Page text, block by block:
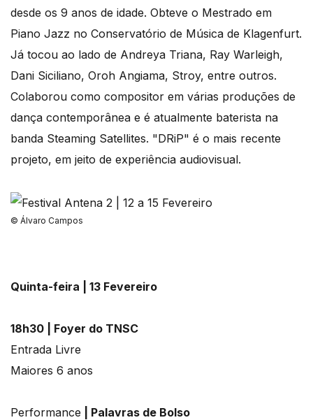
desde os 9 anos de idade. Obteve o Mestrado em
Piano Jazz no Conservatório de Música de Klagenfurt.
Já tocou ao lado de Andreya Triana, Ray Warleigh,
Dani Siciliano, Oroh Angiama, Stroy, entre outros.
Colaborou como compositor em várias produções de
dança contemporânea e é atualmente baterista na
banda Steaming Satellites. "DRiP" é o mais recente
projeto, em jeito de experiência audiovisual.
© Álvaro Campos
Quinta-feira | 13 Fevereiro
18h30 | Foyer do TNSC
Entrada Livre
Maiores 6 anos
Performance | Palavras de Bolso